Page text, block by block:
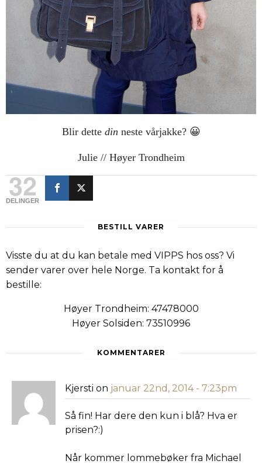
Blir dette din neste vårjakke? 😀
Julie // Høyer Trondheim
32
DELINGER
BESTILL VARER
Visste du at du kan betale med VIPPS hos oss? Vi
sender varer over hele Norge. Ta kontakt for å
bestille:
Høyer Trondheim: 47478000
Høyer Solsiden: 73510996
KOMMENTARER
Kjersti on januar 22nd, 2014 - 7:23pm
Så fin! Har dere den kun i blå? Hva er
prisen?:)
Når kommer lommebøker fra Michael